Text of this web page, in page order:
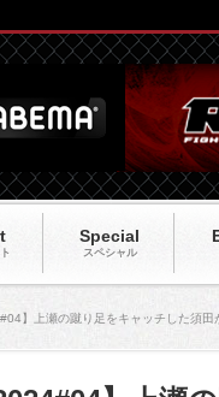
Special
スペシャル
】上瀬の蹴り足をキャッチした須